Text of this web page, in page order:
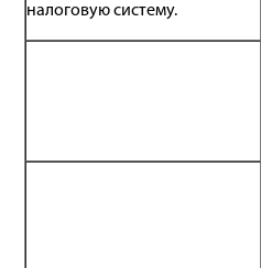
налоговую систему.